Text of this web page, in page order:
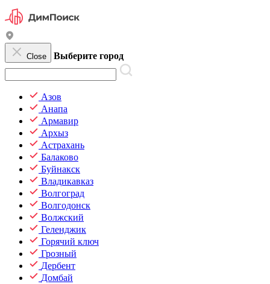
Close Выберите город
Азов
Анапа
Армавир
Архыз
Астрахань
Балаково
Буйнакск
Владикавказ
Волгоград
Волгодонск
Волжский
Геленджик
Горячий ключ
Грозный
Дербент
Домбай